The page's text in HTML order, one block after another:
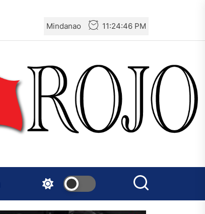
Mindanao 11:24:47 PM